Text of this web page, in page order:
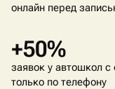
онлайн перед
+50%
заявок у автошкол
только по телефону